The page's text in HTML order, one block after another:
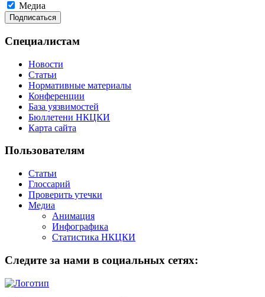
Медиа
Специалистам
Новости
Статьи
Нормативные материалы
Конференции
База уязвимостей
Бюллетени НКЦКИ
Карта сайта
Пользователям
Статьи
Глоссарий
Проверить утечки
Медиа
Анимация
Инфографика
Статистика НКЦКИ
Следите за нами в социальных сетях: